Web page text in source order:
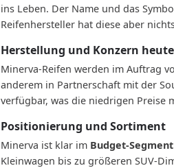
ins Leben. Der Name und das
Reifenhersteller hat diese aber
Herstellung und Konzern heute
Minerva-Reifen werden im Auftrag
anderem in Partnerschaft mit der
verfügbar, was die niedrigen Preise
Positionierung und Sortiment
Minerva ist klar im Budget-Segment
Kleinwagen bis zu größeren SUV-